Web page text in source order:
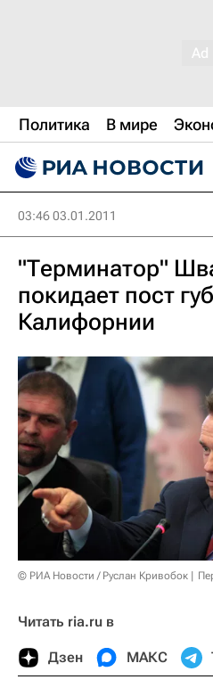
Политика В мире
03:46 03.01.2011
"Терминатор"
покидает пост
Калифорнии
© РИА Новости / Руслан Кривобок
Читать ria.ru в
Дзен МАКС